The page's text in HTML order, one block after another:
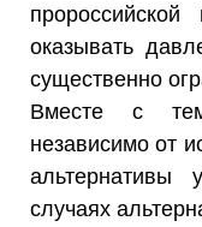
оказывать
существенно
Вместе с
независимо от
случаях